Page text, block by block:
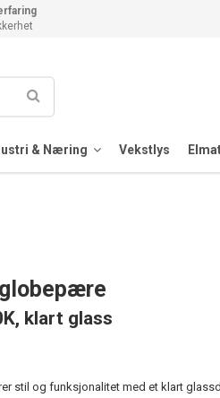
& Næring Vekstlys
globepære
klart glass
stil og funksjonalitet med et klart